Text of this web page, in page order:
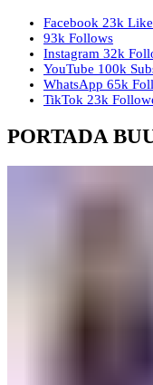
Facebook 23k
93k Follows
Instagram 32k
YouTube 100k
WhatsApp 65k
TikTok 23k
PORTADA